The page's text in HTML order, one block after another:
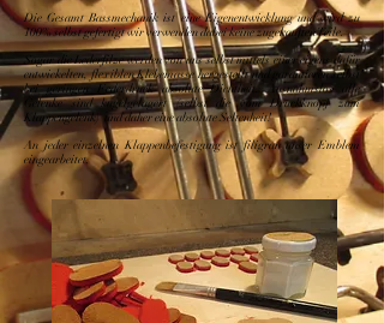
Die Gesamt Bassmechanik ist eine Eigenentwicklung und wird zu
100% selbst gefertigt wir verwenden dabei keine zugekauften Teile.
Sogar die Lederfilze werden von uns selbst mittels einer eigens dafür
entwickelten, flexiblen Klebemasse hergestellt und garantieren selbst
bei geringen Federdruck absolute Dichtheit. Ausnahmslos alle
Gelenke sind kugelgelagert (selbst die vom Druckknopf zum
Klappengelenk) und daher eine absolute Seltenheit!
An jeder einzelnen Klappenbefestigung ist filigran unser Emblem
eingearbeitet.